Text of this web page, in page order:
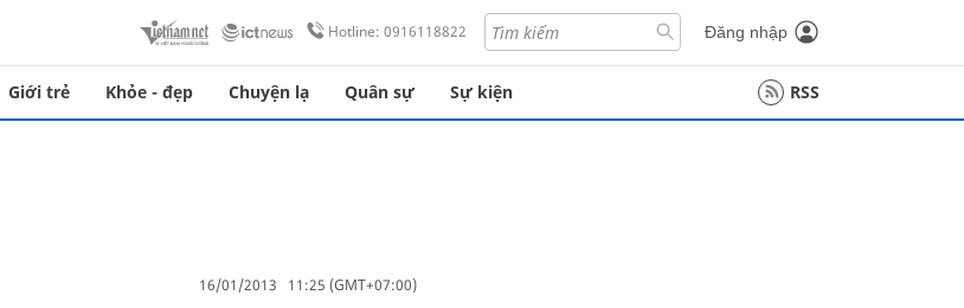
Hotline: 0916118822 Đăng nhập
Giới trẻ Khỏe - đẹp Chuyện lạ Quân sự Sự kiện RSS
16/01/2013 11:25 (GMT+07:00)